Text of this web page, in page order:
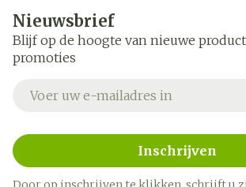
Nieuwsbrief
Blijf op de hoogte van nieuwe
promoties
Inschrijven